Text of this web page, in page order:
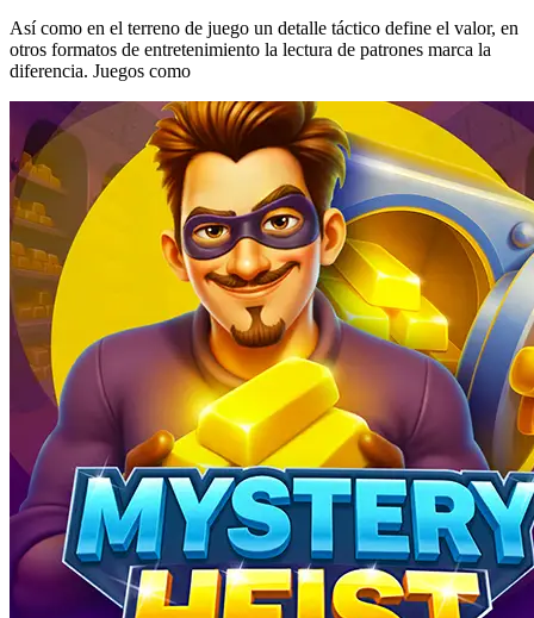
Así como en el terreno de juego un detalle táctico define el valor, en
otros formatos de entretenimiento la lectura de patrones marca la
diferencia. Juegos como